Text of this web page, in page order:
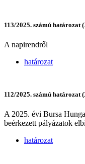
113/2025. számú határozat
A napirendről
határozat
112/2025. számú határozat
A 2025. évi Bursa
beérkezett pályázatok
határozat